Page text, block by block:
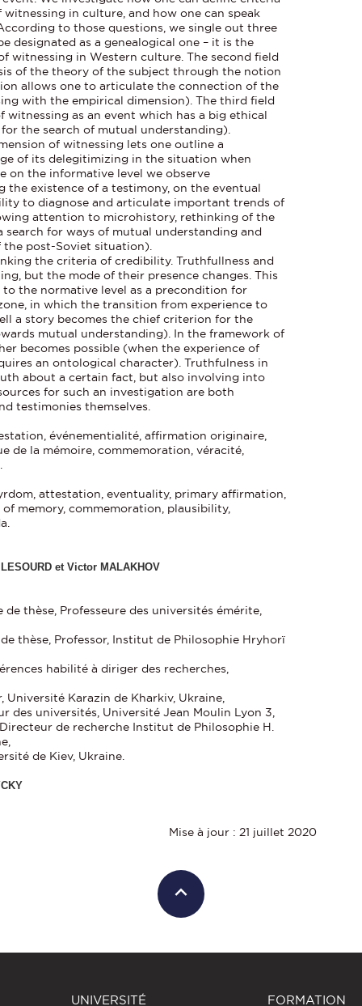
in culture, and how one can speak
to those questions, we single out three
designated as a genealogical one – it is the
witnessing in Western culture. The second field
of the theory of the subject through the notion
allows one to articulate the connection of the
with the empirical dimension). The third field
as an event which has a big ethical
the search of mutual understanding).
of witnessing lets one outline a
of its delegitimizing in the situation when
on the informative level we observe
existence of a testimony, on the eventual
to diagnose and articulate important trends of
attention to microhistory, rethinking of the
for ways of mutual understanding and
post-Soviet situation).
the criteria of credibility. Truthfullness and
but the mode of their presence changes. This
the normative level as a precondition for
in which the transition from experience to
a story becomes the chief criterion for the
mutual understanding). In the framework of
becomes possible (when the experience of
an ontological character). Truthfulness in
about a certain fact, but also involving into
for such an investigation are both
testimonies themselves.
événementialité, affirmation originaire,
de la mémoire, commemoration, véracité,
attestation, eventuality, primary affirmation,
memory, commemoration, plausibility,
et Victor MALAKHOV
de thèse, Professeure des universités émérite,
thèse, Professor, Institut de Philosophie Hryhorï
habilité à diriger des recherches,
Université Karazin de Kharkiv, Ukraine,
des universités, Université Jean Moulin Lyon 3,
de recherche Institut de Philosophie H.
de Kiev, Ukraine.
Mise à jour : 21 juillet 2020
UNIVERSITÉ FORMATION